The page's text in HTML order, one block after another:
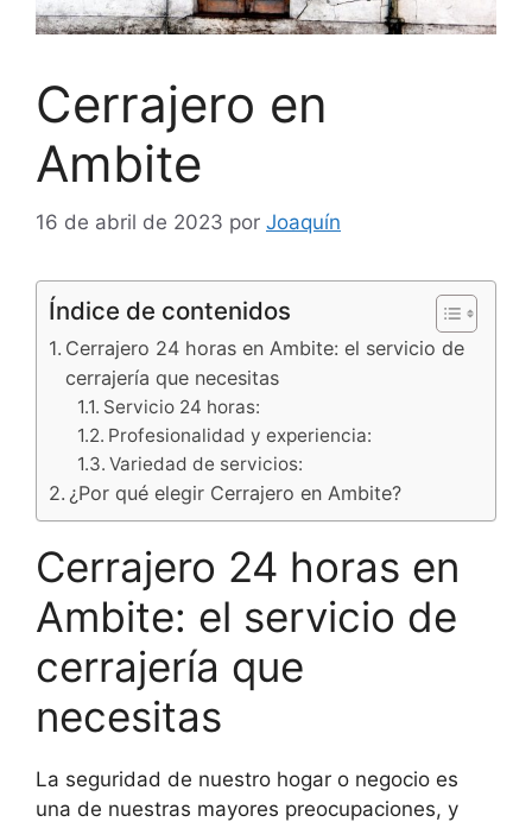
Cerrajero en
Ambite
16 de abril de 2023 por Joaquín
Índice de contenidos
Cerrajero 24 horas en Ambite: el servicio de
cerrajería que necesitas
Servicio 24 horas:
Profesionalidad y experiencia:
Variedad de servicios:
¿Por qué elegir Cerrajero en Ambite?
Cerrajero 24 horas en
Ambite: el servicio de
cerrajería que
necesitas
La seguridad de nuestro hogar o negocio es
una de nuestras mayores preocupaciones, y